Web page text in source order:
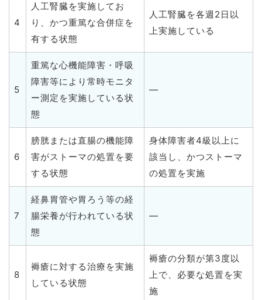
4
人工腎臓を実施してお
り、かつ重篤な合併症を
有する状態
人工腎臓を各週2日以
上実施している
5
重篤な心機能障害・呼吸
障害等により常時モニタ
ー測定を実施している状
態
—
6
膀胱または直腸の機能障
害がストーマの処置を要
する状態
身体障害者4級以上に
該当し、かつストーマ
の処置を実施
7
経鼻胃管や胃ろう等の経
腸栄養が行われている状
態
—
8
褥瘡に対する治療を実施
している状態
褥瘡の分類が第3度以
上で、必要な処置を実
施